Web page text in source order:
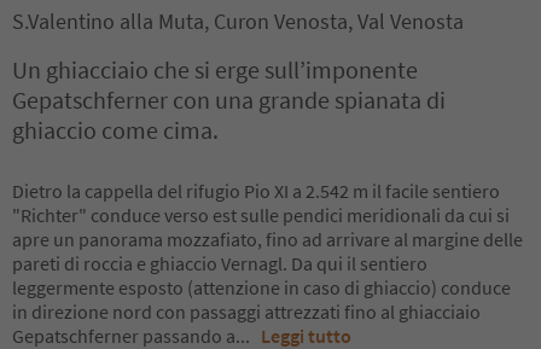
S.Valentino alla Muta, Curon Venosta, Val Venosta
Un ghiacciaio che si erge sull’imponente
Gepatschferner con una grande spianata di
ghiaccio come cima.
Dietro la cappella del rifugio Pio XI a 2.542 m il facile sentiero
"Richter" conduce verso est sulle pendici meridionali da cui si
apre un panorama mozzafiato, fino ad arrivare al margine delle
pareti di roccia e ghiaccio Vernagl. Da qui il sentiero
leggermente esposto (attenzione in caso di ghiaccio) conduce
in direzione nord con passaggi attrezzati fino al ghiacciaio
Gepatschferner passando a... Leggi tutto